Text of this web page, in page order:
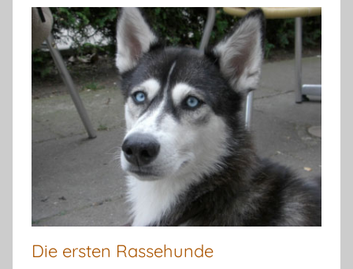
Die ersten Rassehunde